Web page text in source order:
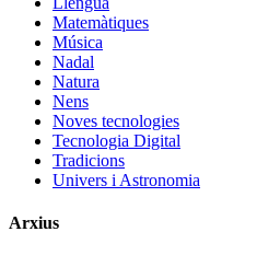
Matemàtiques
Música
Nadal
Natura
Nens
Noves tecnologies
Tecnologia Digital
Tradicions
Univers i Astronomia
Arxius